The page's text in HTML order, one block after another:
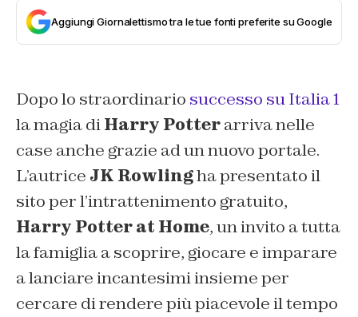
Aggiungi Giornalettismo tra le tue fonti preferite su Google
Dopo lo straordinario successo su Italia 1
la magia diHarry Potterarriva nelle
case anche grazie ad un nuovo portale.
L’autrice JK Rowlingha presentato il
sito per l’intrattenimento gratuito,
Harry Potter at Home, un invito a tutta
la famiglia a scoprire, giocare e imparare
a lanciare incantesimi insieme per
cercare di rendere più piacevole il tempo